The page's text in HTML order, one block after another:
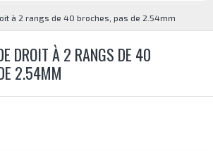
à 2 rangs de 40 broches, pas de 2.54mm
DROIT À 2 RANGS DE 40
2.54MM